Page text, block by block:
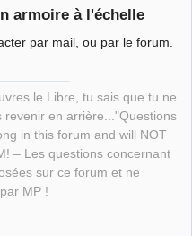
armoire à l'échelle
par mail, ou par le forum.
le Libre, tu sais que tu ne
revenir en arrière..."Questions
in this forum and will NOT
– Les questions concernant
sur ce forum et ne
MP !